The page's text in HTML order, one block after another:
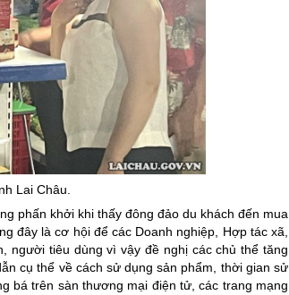
Lai Châu.
phấn khởi khi thấy đông đảo du khách đến mua
đây là cơ hội để các Doanh nghiệp, Hợp tác xã,
người tiêu dùng vì vậy đề nghị các chủ thể tăng
cụ thể về cách sử dụng sản phẩm, thời gian sử
bá trên sàn thương mại điện tử, các trang mạng